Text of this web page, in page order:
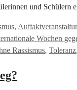
und Schülern
,
Wochen
Rassismus, Toleranz,